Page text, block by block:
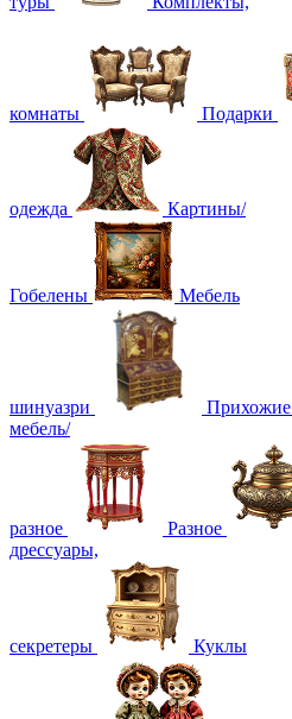
комнаты Подарки
одежда Картины/
Гобелены Мебель
шинуазри Прихожие
мебель/
разное Разное
дрессуары,
секретеры Куклы